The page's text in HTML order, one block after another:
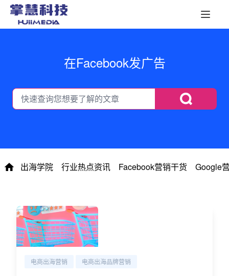
在Facebook发广告
出海学院 行业热点资讯 Facebook营销干货 Google
电商出海营销 电商出海品牌营销